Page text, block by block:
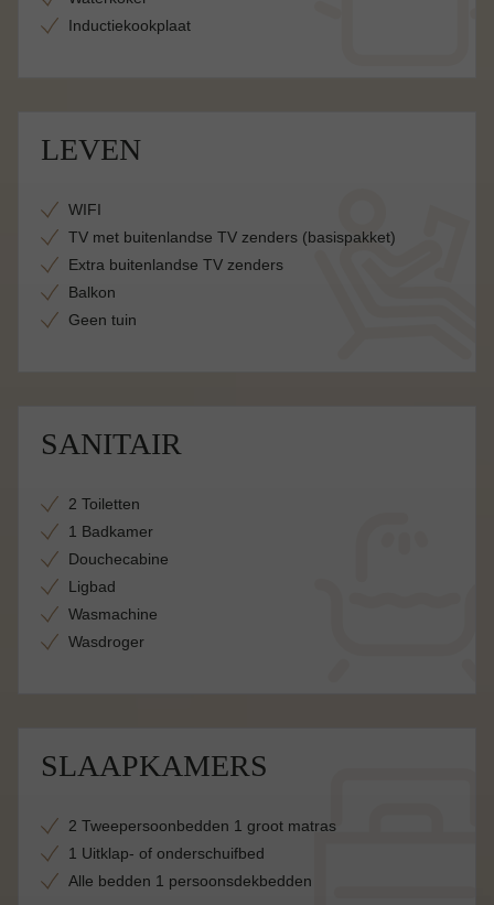
Inductiekookplaat
LEVEN
WIFI
TV met buitenlandse TV zenders (basispakket)
Extra buitenlandse TV zenders
Balkon
Geen tuin
SANITAIR
2 Toiletten
1 Badkamer
Douchecabine
Ligbad
Wasmachine
Wasdroger
SLAAPKAMERS
2 Tweepersoonbedden 1 groot matras
1 Uitklap- of onderschuifbed
Alle bedden 1 persoonsdekbedden